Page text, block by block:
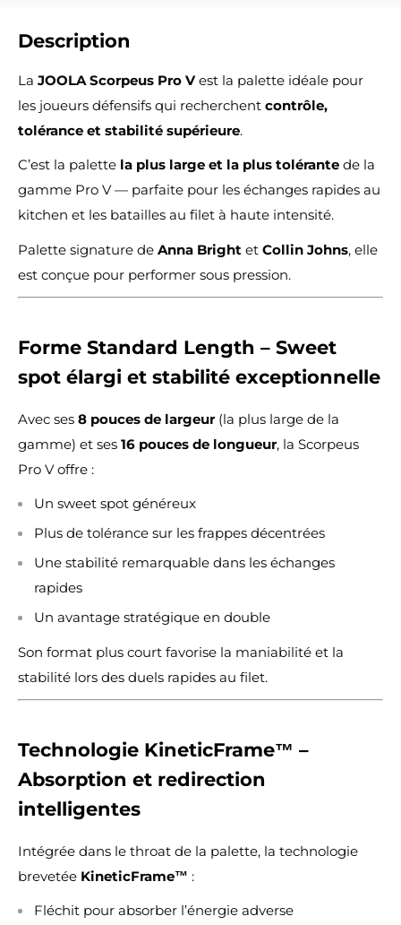
Description
La JOOLA Scorpeus Pro Vest la palette idéale pour
les joueurs défensifs qui recherchent contrôle,
tolérance et stabilité supérieure.
C’est la palette la plus large et la plus tolérante de la
gamme Pro V — parfaite pour les échanges rapides au
kitchen et les batailles au filet à haute intensité.
Palette signature de Anna Bright et Collin Johns, elle
est conçue pour performer sous pression.
Forme Standard Length – Sweet
spot élargi et stabilité exceptionnelle
Avec ses 8 pouces de largeur(la plus large de la
gamme) et ses 16 pouces de longueur, la Scorpeus
Pro V offre :
Un sweet spot généreux
Plus de tolérance sur les frappes décentrées
Une stabilité remarquable dans les échanges
rapides
Un avantage stratégique en double
Son format plus court favorise la maniabilité et la
stabilité lors des duels rapides au filet.
Technologie KineticFrame™ –
Absorption et redirection
intelligentes
Intégrée dans le throat de la palette, la technologie
brevetée KineticFrame™ :
Fléchit pour absorber l’énergie adverse